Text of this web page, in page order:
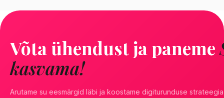
Võta ühendust ja paneme
kasvama!
Arutame su eesmärgid läbi ja koostame digiturunduse